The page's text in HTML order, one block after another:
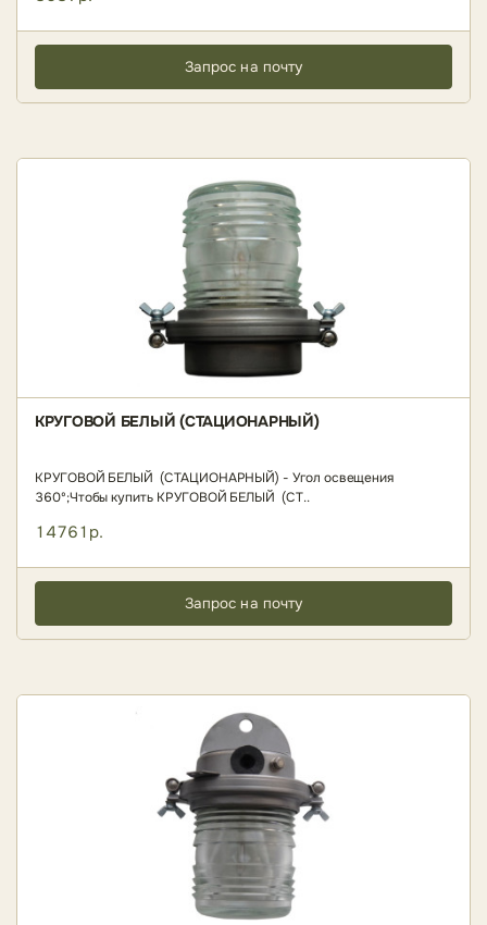
Запрос на почту
КРУГОВОЙ БЕЛЫЙ (СТАЦИОНАРНЫЙ)
КРУГОВОЙ БЕЛЫЙ (СТАЦИОНАРНЫЙ) - Угол освещения
360º;Чтобы купить КРУГОВОЙ БЕЛЫЙ (СТ..
14761р.
Запрос на почту